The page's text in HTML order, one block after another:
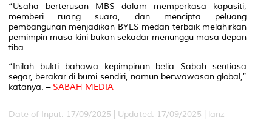
“Usaha berterusan MBS dalam memperkasa kapasiti,
memberi ruang suara, dan mencipta peluang
pembangunan menjadikan BYLS medan terbaik melahirkan
pemimpin masa kini bukan sekadar menunggu masa depan
tiba.
“Inilah bukti bahawa kepimpinan belia Sabah sentiasa
segar, berakar di bumi sendiri, namun berwawasan global,”
katanya. – SABAH MEDIA
Date of Input: 17/09/2025 | Updated: 17/09/2025 | lanz